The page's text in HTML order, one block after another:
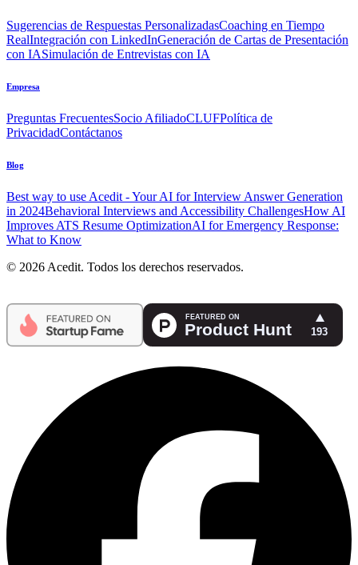
Sugerencias de Respuestas PersonalizadasCoaching en Tiempo
RealIntegración con LinkedInGeneración de Cartas de Presentación
con IASimulación de Entrevistas con IA
Empresa
Preguntas FrecuentesSocio AfiliadoCLUFPolítica de
PrivacidadContáctanos
Blog
Best way to use Acedit - Your AI for Interview Answer Generation
in 2024Behavioral Interviews and Accessibility ChallengesHow AI
Improves ATS Resume OptimizationAI for Emergency Response:
What to Know
© 2026 Acedit. Todos los derechos reservados.